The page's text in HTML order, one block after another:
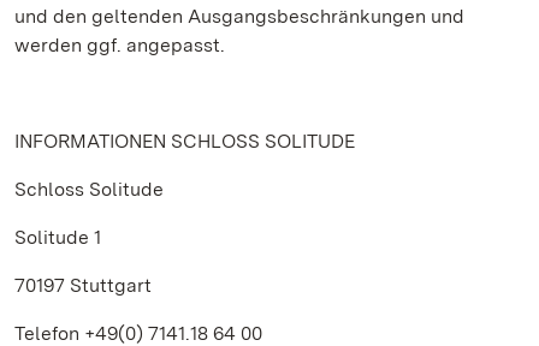
und den geltenden Ausgangsbeschränkungen und
werden ggf. angepasst.
INFORMATIONEN SCHLOSS SOLITUDE
Schloss Solitude
Solitude 1
70197 Stuttgart
Telefon +49(0) 7141.18 64 00